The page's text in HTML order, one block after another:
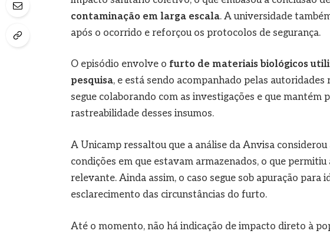
contaminação em larga escala. A universidade
após o ocorrido e reforçou os protocolos de segurança.
O episódio envolve o furto de materiais biológicos
pesquisa, e está sendo acompanhado pelas
segue colaborando com as investigações e que mantém
rastreabilidade desses insumos.
A Unicamp ressaltou que a análise da Anvisa
condições em que estavam armazenados, o que
relevante. Ainda assim, o caso segue sob apuração para
esclarecimento das circunstâncias do furto.
Até o momento, não há indicação de impacto direto à